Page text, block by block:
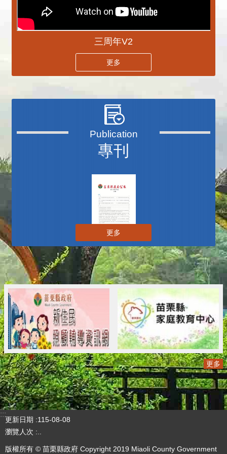
三周年V2
更多
專刊
更多
更多
:::
更新日期
115-08-08
瀏覽人次
..
版權所有 © 苗栗縣政府 Copyright 2019 Miaoli County Government